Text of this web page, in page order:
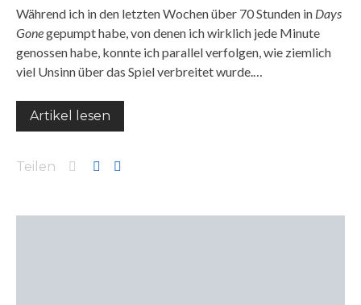
Während ich in den letzten Wochen über 70 Stunden in Days
Gonegepumpt habe, von denen ich wirklich jede Minute
genossen habe, konnte ich parallel verfolgen, wie ziemlich
viel Unsinn über das Spiel verbreitet wurde.…
Artikel lesen
Teilen